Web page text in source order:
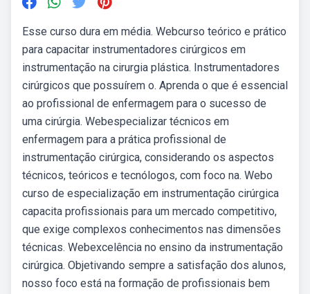
Esse curso dura em média. Webcurso teórico e prático
para capacitar instrumentadores cirúrgicos em
instrumentação na cirurgia plástica. Instrumentadores
cirúrgicos que possuírem o. Aprenda o que é essencial
ao profissional de enfermagem para o sucesso de
uma cirúrgia. Webespecializar técnicos em
enfermagem para a prática profissional de
instrumentação cirúrgica, considerando os aspectos
técnicos, teóricos e tecnólogos, com foco na. Webo
curso de especialização em instrumentação cirúrgica
capacita profissionais para um mercado competitivo,
que exige complexos conhecimentos nas dimensões
técnicas. Webexcelência no ensino da instrumentação
cirúrgica. Objetivando sempre a satisfação dos alunos,
nosso foco está na formação de profissionais bem